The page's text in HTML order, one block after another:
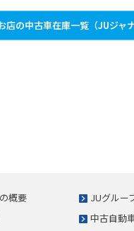
店の中古車在庫一覧（JUジャ
概要
JUグルー
中古自動